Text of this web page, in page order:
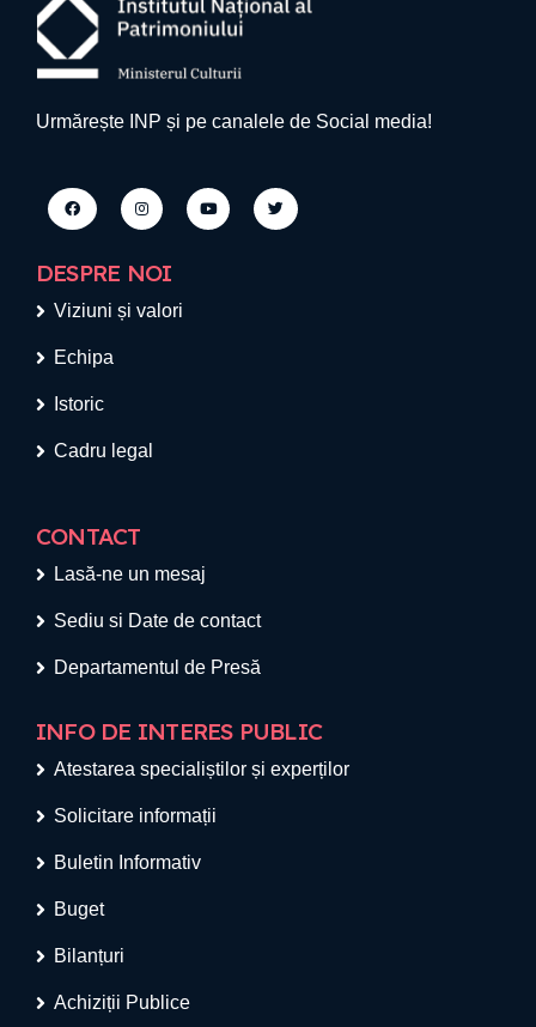
Urmărește INP și pe canalele de Social media!
DESPRE NOI
Viziuni și valori
Echipa
Istoric
Cadru legal
CONTACT
Lasă-ne un mesaj
Sediu si Date de contact
Departamentul de Presă
INFO DE INTERES PUBLIC
Atestarea specialiștilor și experților
Solicitare informații
Buletin Informativ
Buget
Bilanțuri
Achiziții Publice